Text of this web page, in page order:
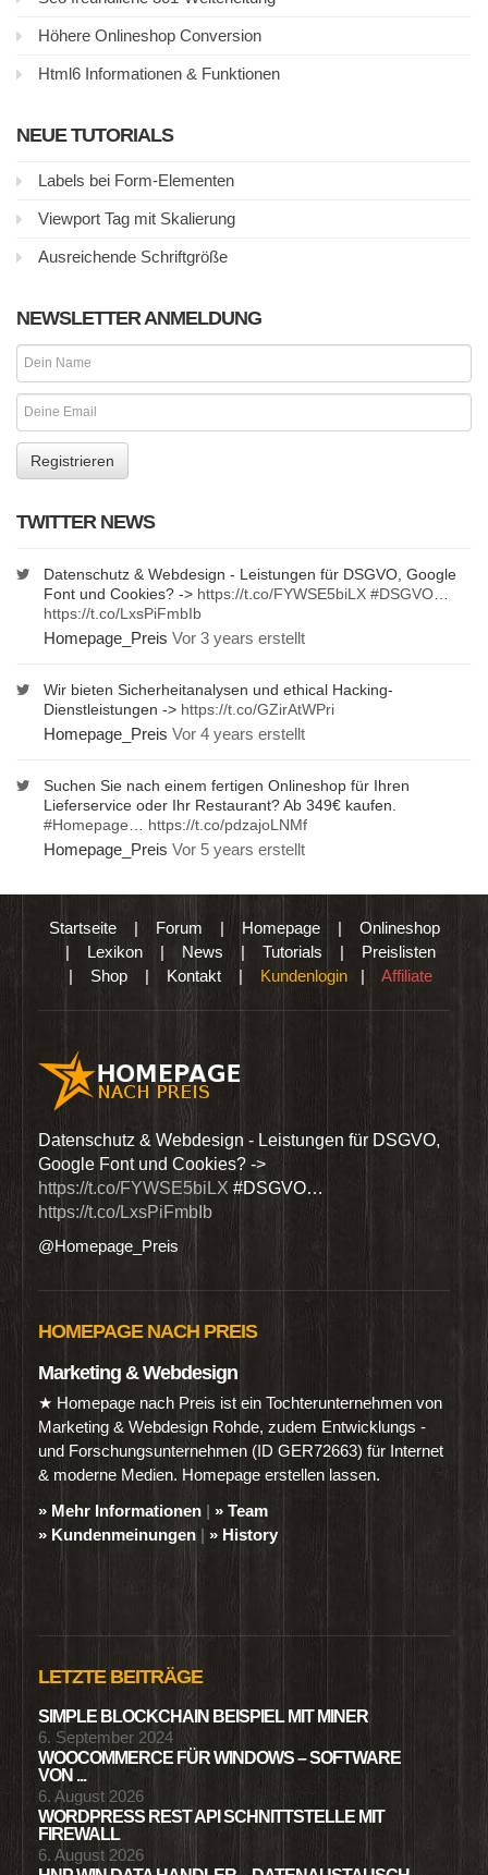
Höhere Onlineshop Conversion
Html6 Informationen & Funktionen
NEUE TUTORIALS
Labels bei Form-Elementen
Viewport Tag mit Skalierung
Ausreichende Schriftgröße
NEWSLETTER ANMELDUNG
TWITTER NEWS
Datenschutz & Webdesign - Leistungen für DSGVO, Google
Font und Cookies? -> https://t.co/FYWSE5biLX #DSGVO
https://t.co/LxsPiFmbIb
Homepage_Preis Vor 3 years erstellt
Wir bieten Sicherheitanalysen und ethical Hacking-
Dienstleistungen -> https://t.co/GZirAtWPri
Homepage_Preis Vor 4 years erstellt
Suchen Sie nach einem fertigen Onlineshop für Ihren
Lieferservice oder Ihr Restaurant? Ab 349€ kaufen.
#Homepage
https://t.co/pdzajoLNMf
Homepage_Preis Vor 5 years erstellt
Startseite| Forum | Homepage| Onlineshop
| Lexikon | News | Tutorials | Preislisten
| Shop | Kontakt | Kundenlogin | Affiliate
Datenschutz & Webdesign - Leistungen für DSGVO,
Google Font und Cookies? ->
https://t.co/FYWSE5biLX #DSGVO…
https://t.co/LxsPiFmbIb
@Homepage_Preis
HOMEPAGE NACH PREIS
Marketing & Webdesign
★ Homepage nach Preis ist ein Tochterunternehmen von
Marketing & Webdesign Rohde, zudem Entwicklungs -
und Forschungsunternehmen (ID GER72663) für Internet
& moderne Medien. Homepage erstellen lassen.
» Mehr Informationen | » Team
» Kundenmeinungen | » History
LETZTE BEITRÄGE
SIMPLE BLOCKCHAIN BEISPIEL MIT MINER
6. September 2024
WOOCOMMERCE FÜR WINDOWS – SOFTWARE
VON ...
6. August 2026
WORDPRESS REST API SCHNITTSTELLE MIT
FIREWALL
6. August 2026